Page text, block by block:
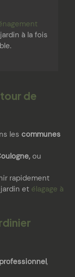
à la fois
de
les communes
ou
rapidement
et élagage à
,